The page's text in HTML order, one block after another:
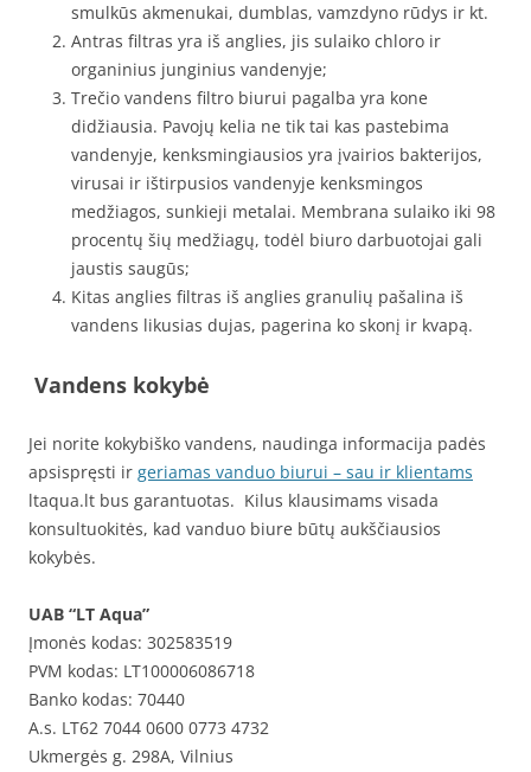
smulkūs akmenukai, dumblas, vamzdyno rūdys ir kt.
Antras filtras yra iš anglies, jis sulaiko chloro ir
organinius junginius vandenyje;
Trečio vandens filtro biurui pagalba yra kone
didžiausia. Pavojų kelia ne tik tai kas pastebima
vandenyje, kenksmingiausios yra įvairios bakterijos,
virusai ir ištirpusios vandenyje kenksmingos
medžiagos, sunkieji metalai. Membrana sulaiko iki 98
procentų šių medžiagų, todėl biuro darbuotojai gali
jaustis saugūs;
Kitas anglies filtras iš anglies granulių pašalina iš
vandens likusias dujas, pagerina ko skonį ir kvapą.
Vandens kokybė
Jei norite kokybiško vandens, naudinga informacija padės
apsispręsti ir geriamas vanduo biurui – sau ir klientams
ltaqua.lt bus garantuotas. Kilus klausimams visada
konsultuokitės, kad vanduo biure būtų aukščiausios
kokybės.
UAB “LT Aqua”
Įmonės kodas: 302583519
PVM kodas: LT100006086718
Banko kodas: 70440
A.s. LT62 7044 0600 0773 4732
Ukmergės g. 298A, Vilnius